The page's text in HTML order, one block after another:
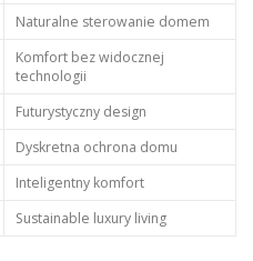
Naturalne sterowanie domem
Komfort bez widocznej
technologii
Futurystyczny design
Dyskretna ochrona domu
Inteligentny komfort
Sustainable luxury living